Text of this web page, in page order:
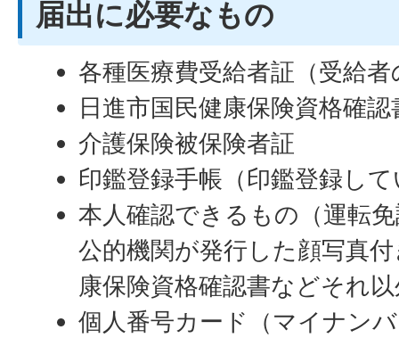
届出に必要なもの
各種医療費受給者証（受給
日進市国民健康保険資格確
介護保険被保険者証
印鑑登録手帳（印鑑登録し
本人確認できるもの（運転
公的機関が発行した顔写真
康保険資格確認書などそれ
個人番号カード（マイナン